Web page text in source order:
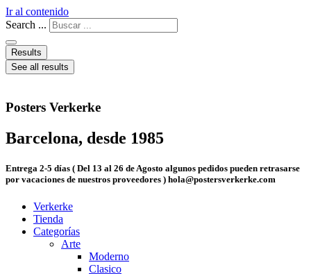
Ir al contenido
Search ...
Results
See all results
Posters Verkerke
Barcelona, desde 1985
Entrega 2-5 días ( Del 13 al 26 de Agosto algunos pedidos pueden retrasarse
por vacaciones de nuestros proveedores ) hola@postersverkerke.com
Verkerke
Tienda
Categorías
Arte
Moderno
Clasico